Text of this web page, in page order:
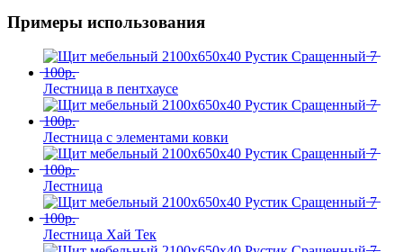
Примеры использования
Лестница в пентхаусе
Лестница с элементами ковки
Лестница
Лестница Хай Тек